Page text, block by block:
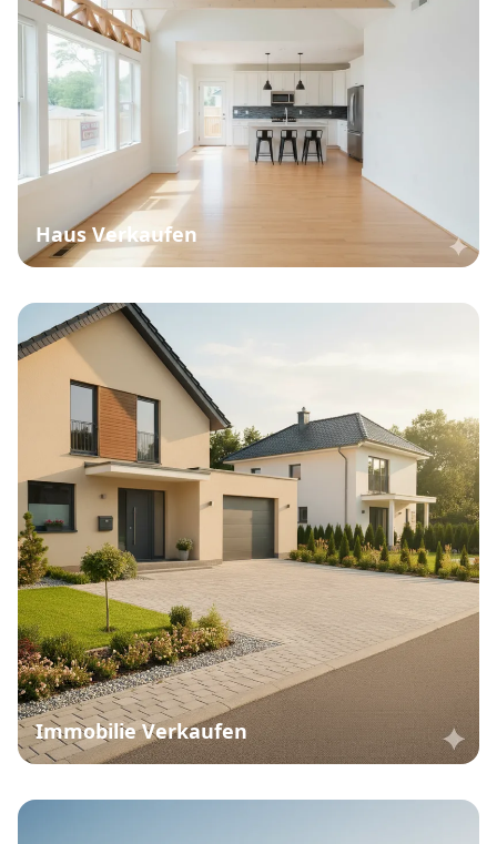
Haus Verkaufen
Immobilie Verkaufen